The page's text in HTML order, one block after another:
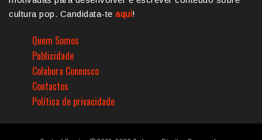
cultura pop. Candidata-te aqui!
Quem Somos
Publicidade
Colabora Connosco
Contactos
Política de privacidade